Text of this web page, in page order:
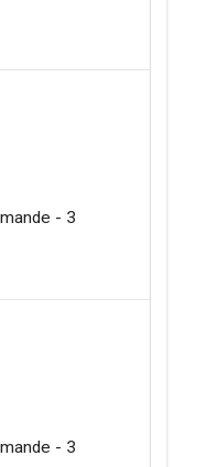
- 3
- 3